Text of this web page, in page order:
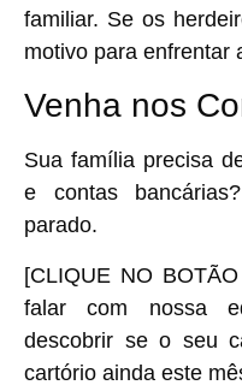
familiar. Se os
motivo para enfrentar
Venha nos
Sua família precisa
e contas
parado.
[CLIQUE NO
falar com nossa
descobrir se o seu
cartório ainda este